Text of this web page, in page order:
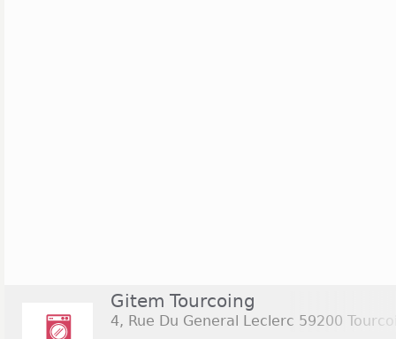
Gitem Tourcoing
4, Rue Du General Leclerc 59200